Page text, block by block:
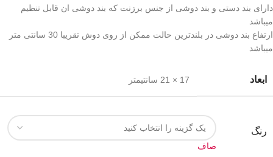
دارای بند دستی و بند دوشی از جنس برزنت که بند دوشی ان قابل تنظیم
میباشد
ارتفاع بند دوشی در بلندترین حالت ممکن از روی دوش تقریبا 30 سانتی متر
میباشد
ابعاد 17 × 21 سانتیمتر
رنگ
صاف